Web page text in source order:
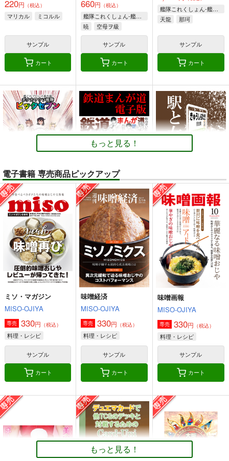
220円 （税込）
マリカル ミコルル
サンプル
カート
660円 （税込）
艦隊これくしょん-艦これ-
暁
空母ヲ級
サンプル
カート
艦隊これくしょん-艦これ-
天龍
那珂
サンプル
カート
ボクカワウソ戦隊ビッ
クセブン
Mystic Lab
660円（税込）
艦隊これくしょん-艦これ-
ボクカワウソ
長門
コロラド
サンプル
カート
鉄道まんが道 電子版
松山せいじ
110円（税込）
オリジナル
サンプル
駅と女子高生 電子版
松山せいじ
110円（税込）
オリジナル
サンプル
角と板と魔法記師9
とりからの巣
（税込）
もっと見る！
電子書籍 専売商品ピックアップ
ミソ・マガジン
MISO-OJIYA
専売 330円 （税込）
料理・レシピ
サンプル
カート
味噌経済
MISO-OJIYA
専売 330円 （税込）
料理・レシピ
サンプル
カート
味噌画報
MISO-OJIYA
専売 330円 （税込）
料理・レシピ
サンプル
カート
もっと見る！